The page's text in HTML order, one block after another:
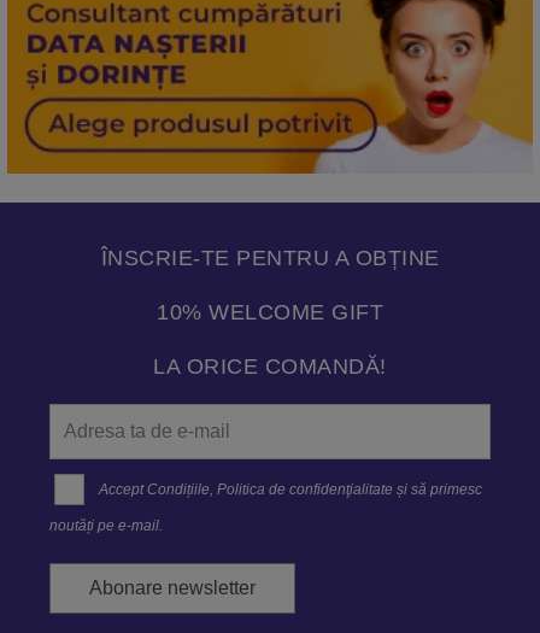
ÎNSCRIE-TE PENTRU A OBȚINE
10% WELCOME GIFT
LA ORICE COMANDĂ!
Accept Condițiile,Politica de confidenţialitate și să primesc
noutăți pe e-mail.
Abonare newsletter